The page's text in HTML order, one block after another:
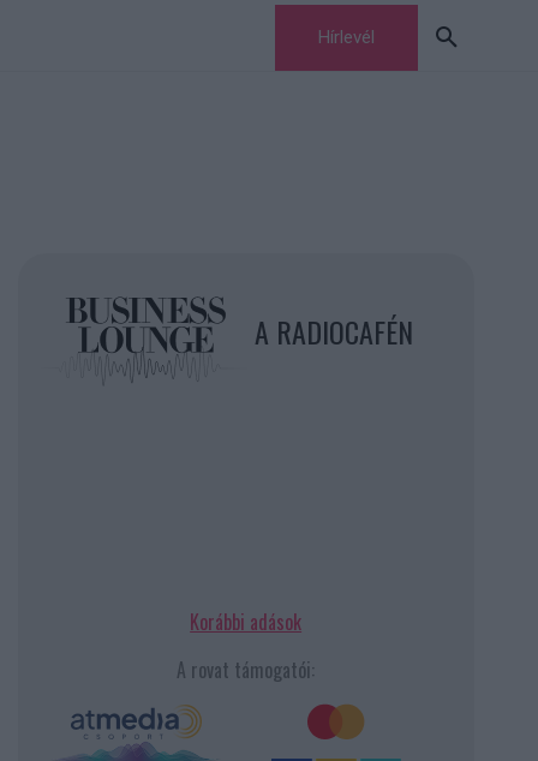
Hírlevél
A RADIOCAFÉN
Korábbi adások
A rovat támogatói: